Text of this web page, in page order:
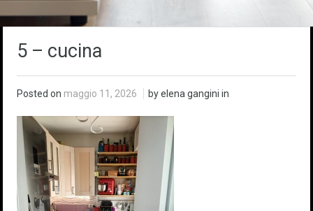
5 – cucina
Posted on maggio 11, 2026 by elena gangini in